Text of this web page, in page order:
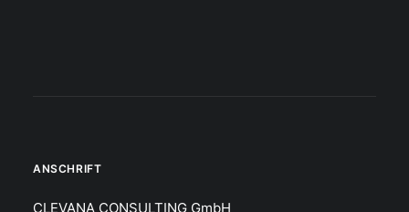
ANSCHRIFT
CLEVANA CONSULTING GmbH